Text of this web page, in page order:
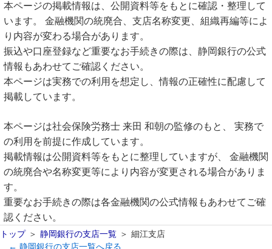
本ページの掲載情報は、公開資料等をもとに確認・整理して
います。 金融機関の統廃合、支店名称変更、組織再編等によ
り内容が変わる場合があります。
振込や口座登録など重要なお手続きの際は、静岡銀行の公式
情報もあわせてご確認ください。
本ページは実務での利用を想定し、情報の正確性に配慮して
掲載しています。
本ページは社会保険労務士 来田 和朝の監修のもと、 実務で
の利用を前提に作成しています。
掲載情報は公開資料等をもとに整理していますが、 金融機関
の統廃合や名称変更等により内容が変更される場合がありま
す。
重要なお手続きの際は各金融機関の公式情報もあわせてご確
認ください。
トップ 静岡銀行の支店一覧
細江支店
← 静岡銀行の支店一覧へ戻る